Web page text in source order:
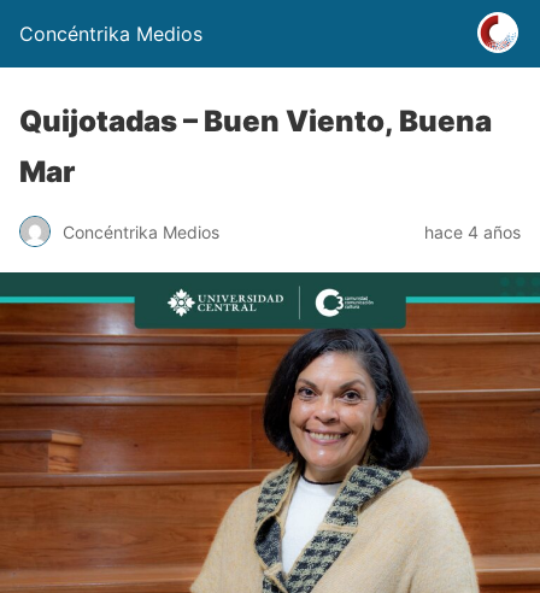
Concéntrika Medios
Quijotadas – Buen Viento, Buena
Mar
Concéntrika Medios hace 4 años